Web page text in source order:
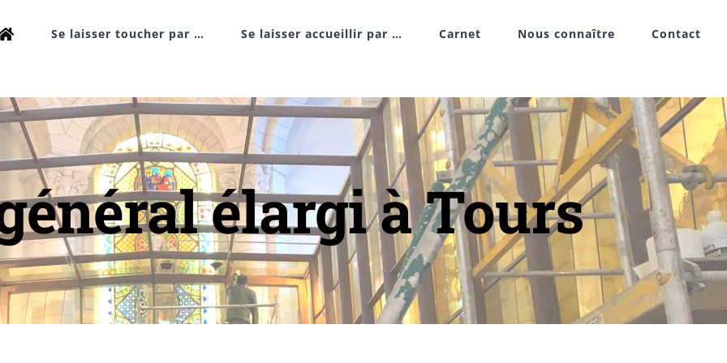
Se laisser toucher par … Se laisser accueillir par … Carnet Nous connaître Contact
élargi à Tours